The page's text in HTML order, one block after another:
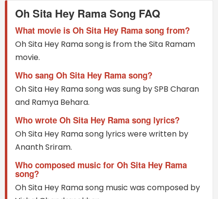
Oh Sita Hey Rama Song FAQ
What movie is Oh Sita Hey Rama song from?
Oh Sita Hey Rama song is from the Sita Ramam
movie.
Who sang Oh Sita Hey Rama song?
Oh Sita Hey Rama song was sung by SPB Charan
and Ramya Behara.
Who wrote Oh Sita Hey Rama song lyrics?
Oh Sita Hey Rama song lyrics were written by
Ananth Sriram.
Who composed music for Oh Sita Hey Rama
song?
Oh Sita Hey Rama song music was composed by